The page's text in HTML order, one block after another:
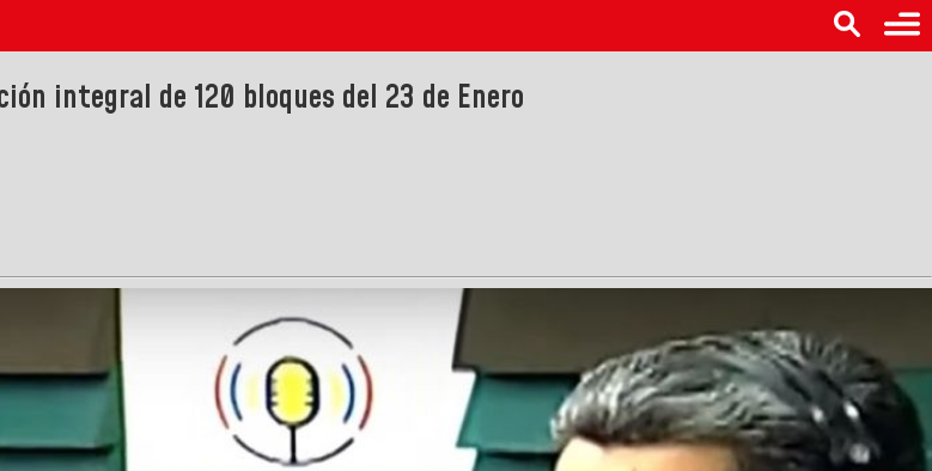
integral de 120 bloques del 23 de Enero